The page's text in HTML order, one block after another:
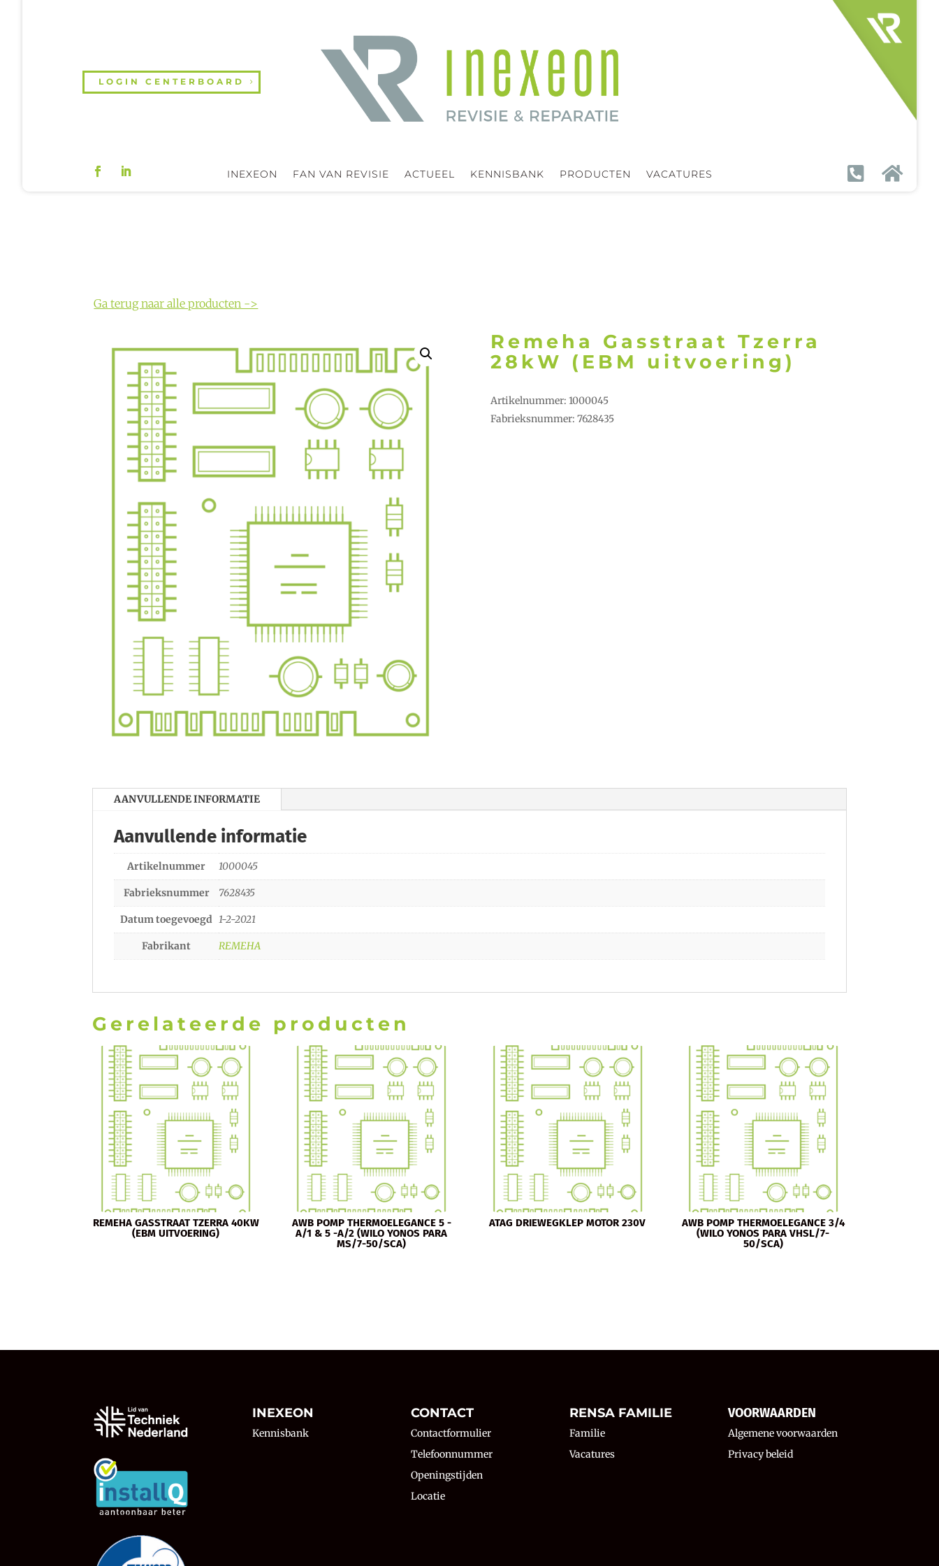
LOGIN CENTERBOARD
INEXEON FAN VAN REVISIE ACTUEEL KENNISBANK PRODUCTEN VACATURES  
Ga terug naar alle producten ->
Remeha Gasstraat Tzerra
28kW (EBM uitvoering)
Artikelnummer: 1000045
Fabrieksnummer: 7628435
AANVULLENDE INFORMATIE
Aanvullende informatie
Artikelnummer 1000045
Fabrieksnummer 7628435
Datum toegevoegd 1-2-2021
Fabrikant REMEHA
Gerelateerde producten
REMEHA GASSTRAAT TZERRA 40KW
(EBM UITVOERING)
AWB POMP THERMOELEGANCE 5 -
A/1 & 5 -A/2 (WILO YONOS PARA
MS/7-50/SCA)
ATAG DRIEWEGKLEP MOTOR 230V
AWB POMP THERMOELEGANCE 3/4
(WILO YONOS PARA VHSL/7-
50/SCA)
INEXEON
Kennisbank
CONTACT
Contactformulier
Telefoonnummer
Openingstijden
Locatie
RENSA FAMILIE
Familie
Vacatures
VOORWAARDEN
Algemene voorwaarden
Privacy beleid